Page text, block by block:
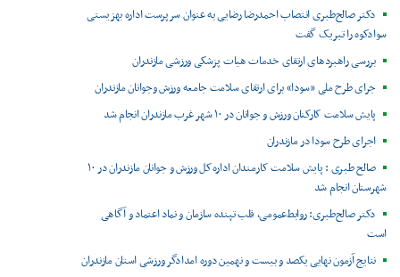
دکتر صالح‌طبری انتصاب احمدرضا رضایی به عنوان سرپرست اداره بهزیستی
سوادکوه را تبریک گفت
بررسی راهبردهای ارتقای خدمات هیات پزشکی ورزشی مازندران
جرای طرح ملی «سودا» برای ارتقای سلامت جامعه ورزش وجوانان مازندران
پایش سلامت کارکنان ورزش و جوانان در ۱۰ شهر غرب مازندران انجام شد
اجرای طرح سودا در مازندران
صالح طبری : پایش سلامت کارمندان اداره‌کل ورزش و جوانان مازندران در ۱۰
شهرستان انجام شد
دکتر صالح‌طبری: روابط‌عمومی، قلب تپنده سازمان و نماد اعتماد و آگاهی
است
نتایج آزمون نهایی یکصد و بیست و نهمین دوره امدادگر ورزشی استان مازندران